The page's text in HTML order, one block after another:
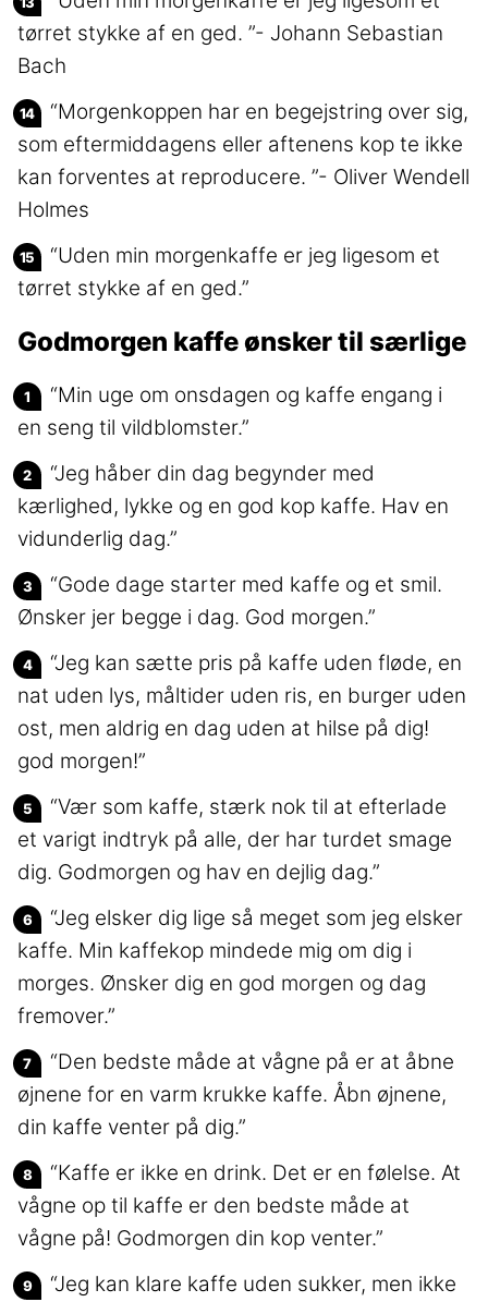
tørret stykke af en ged. ”- Johann Sebastian
Bach
“Morgenkoppen har en begejstring over sig,
som eftermiddagens eller aftenens kop te ikke
kan forventes at reproducere. ”- Oliver Wendell
Holmes
“Uden min morgenkaffe er jeg ligesom et
tørret stykke af en ged.”
Godmorgen kaffe ønsker til særlige
“Min uge om onsdagen og kaffe engang i
en seng til vildblomster.”
“Jeg håber din dag begynder med
kærlighed, lykke og en god kop kaffe. Hav en
vidunderlig dag.”
“Gode dage starter med kaffe og et smil.
Ønsker jer begge i dag. God morgen.”
“Jeg kan sætte pris på kaffe uden fløde, en
nat uden lys, måltider uden ris, en burger uden
ost, men aldrig en dag uden at hilse på dig!
god morgen!”
“Vær som kaffe, stærk nok til at efterlade
et varigt indtryk på alle, der har turdet smage
dig. Godmorgen og hav en dejlig dag.”
“Jeg elsker dig lige så meget som jeg elsker
kaffe. Min kaffekop mindede mig om dig i
morges. Ønsker dig en god morgen og dag
fremover.”
“Den bedste måde at vågne på er at åbne
øjnene for en varm krukke kaffe. Åbn øjnene,
din kaffe venter på dig.”
“Kaffe er ikke en drink. Det er en følelse. At
vågne op til kaffe er den bedste måde at
vågne på! Godmorgen din kop venter.”
“Jeg kan klare kaffe uden sukker, men ikke